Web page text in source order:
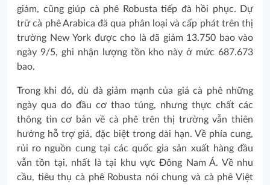
giảm, cũng giúp cà phê Robusta tiếp đà hồi phục. Dự
trữ cà phê Arabica đã qua phân loại và cấp phát trên thị
trường New York được cho là đã giảm 13.750 bao vào
ngày 9/5, ghi nhận lượng tồn kho này ở mức 687.673
bao.
Trong khi đó, dù đà giảm mạnh của giá cà phê những
ngày qua do đầu cơ thao túng, nhưng thực chất các
thông tin cơ bản về cà phê trên thị trường vẫn thiên
hướng hỗ trợ giá, đặc biệt trong dài hạn. Về phía cung,
rủi ro nguồn cung tại các quốc gia sản xuất hàng đầu
vẫn tồn tại, nhất là tại khu vực Đông Nam Á. Về nhu
cầu, tiêu thụ cà phê Robusta nói chung và cà phê Việt